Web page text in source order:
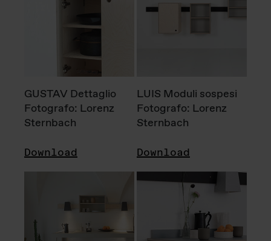
GUSTAV Dettaglio
Fotografo: Lorenz
Sternbach
Download
LUIS Moduli sospesi
Fotografo: Lorenz
Sternbach
Download